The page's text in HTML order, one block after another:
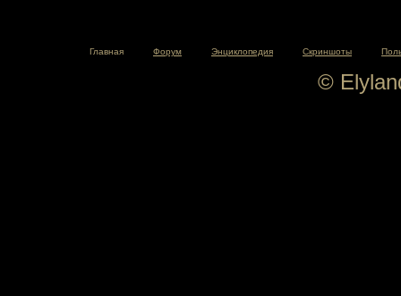
Главная Форум Энциклопедия Скриншоты
©